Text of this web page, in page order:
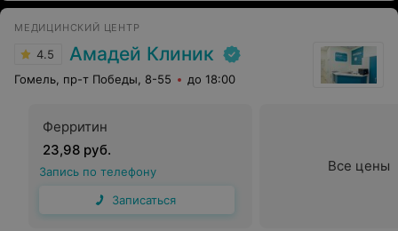
МЕДИЦИНСКИЙ ЦЕНТР
4.5 Амадей Клиник
Гомель, пр-т Победы, 8-55 до 18:00
Ферритин
23,98 руб.
Запись по телефону
Записаться
Все цены